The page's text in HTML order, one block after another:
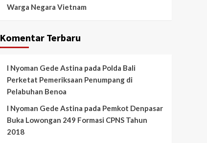
Warga Negara Vietnam
Komentar Terbaru
I Nyoman Gede Astina pada Polda Bali
Perketat Pemeriksaan Penumpang di
Pelabuhan Benoa
I Nyoman Gede Astina pada Pemkot Denpasar
Buka Lowongan 249 Formasi CPNS Tahun
2018